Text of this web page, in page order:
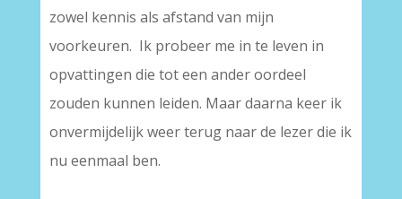
zowel kennis als afstand van mijn
voorkeuren. Ik probeer me in te leven in
opvattingen die tot een ander oordeel
zouden kunnen leiden. Maar daarna keer ik
onvermijdelijk weer terug naar de lezer die ik
nu eenmaal ben.